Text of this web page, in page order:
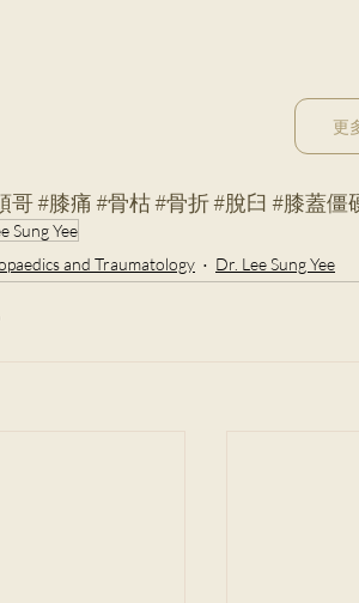
更
哥#膝痛#骨枯#骨折#脫臼 #膝蓋僵
Sung Yee
and Traumatology
Dr. Lee Sung Yee